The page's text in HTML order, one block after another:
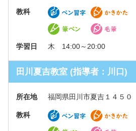
教科
学習日 木 14:00～20:00
田川夏吉教室 (指導者：川口)
所在地 福岡県田川市夏吉１４５０
教科